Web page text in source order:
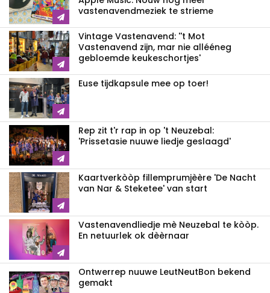
vastenavendmeziek te strieme
Vintage Vastenavend: ''t Mot
Vastenavend zijn, mar nie allééneg
gebloemde keukeschortjes'
Euse tijdkapsule mee op toer!
Rep zit t'r rap in op 't Neuzebal:
'Prissetasie nuuwe liedje geslaagd'
Kaartverkòòp fillemprumjèère 'De Nacht
van Nar & Steketee' van start
Vastenavendliedje mè Neuzebal te kòòp.
En netuurlek ok dèèrnaar
Ontwerrep nuuwe LeutNeutBon bekend
gemakt